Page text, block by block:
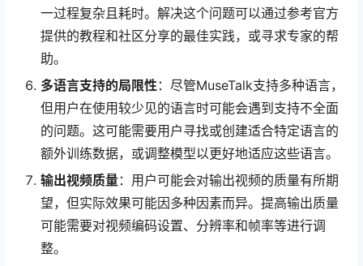
一过程复杂且耗时。解决这个问题可以通过参考官方
提供的教程和社区分享的最佳实践，或寻求专家的帮
助。
多语言支持的局限性：尽管MuseTalk支持多种语言，
但用户在使用较少见的语言时可能会遇到支持不全面
的问题。这可能需要用户寻找或创建适合特定语言的
额外训练数据，或调整模型以更好地适应这些语言。
输出视频质量：用户可能会对输出视频的质量有所期
望，但实际效果可能因多种因素而异。提高输出质量
可能需要对视频编码设置、分辨率和帧率等进行调
整。